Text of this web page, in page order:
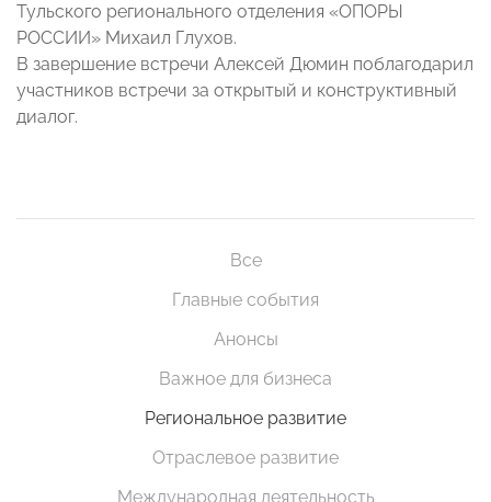
Тульского регионального отделения «ОПОРЫ
РОССИИ» Михаил Глухов.
В завершение встречи Алексей Дюмин поблагодарил
участников встречи за открытый и конструктивный
диалог.
Все
Главные события
Анонсы
Важное для бизнеса
Региональное развитие
Отраслевое развитие
Международная деятельность